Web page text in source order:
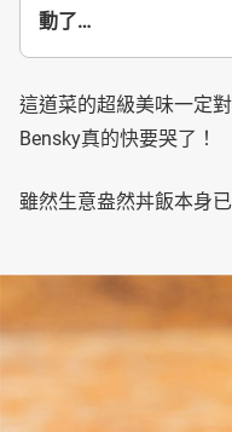
動了…
這道菜的超級美味一定
Bensky真的快要哭了！
雖然生意盎然丼飯本身